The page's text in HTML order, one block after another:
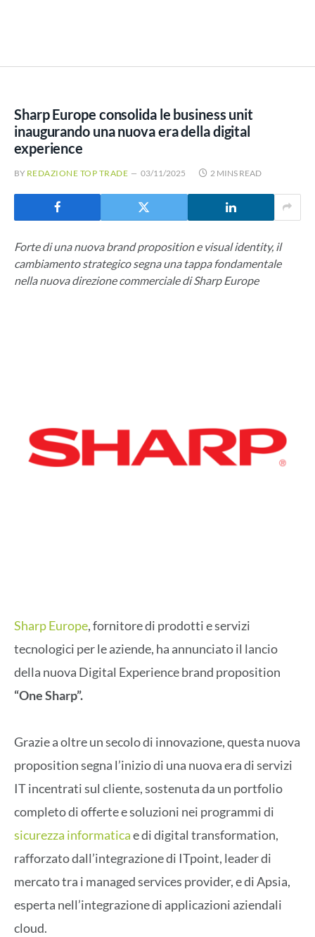
Sharp Europe consolida le business unit
inaugurando una nuova era della digital
experience
BY REDAZIONE TOP TRADE 03/11/2025 2 MINS READ
Forte di una nuova brand proposition e visual identity, il
cambiamento strategico segna una tappa fondamentale
nella nuova direzione commerciale di Sharp Europe
Sharp Europe, fornitore di prodotti e servizi
tecnologici per le aziende, ha annunciato il lancio
della nuova Digital Experience brand proposition
“One Sharp”.
Grazie a oltre un secolo di innovazione, questa nuova
proposition segna l’inizio di una nuova era di servizi
IT incentrati sul cliente, sostenuta da un portfolio
completo di offerte e soluzioni nei programmi di
sicurezza informaticae di digital transformation,
rafforzato dall’integrazione di ITpoint, leader di
mercato tra i managed services provider, e di Apsia,
esperta nell’integrazione di applicazioni aziendali
cloud.